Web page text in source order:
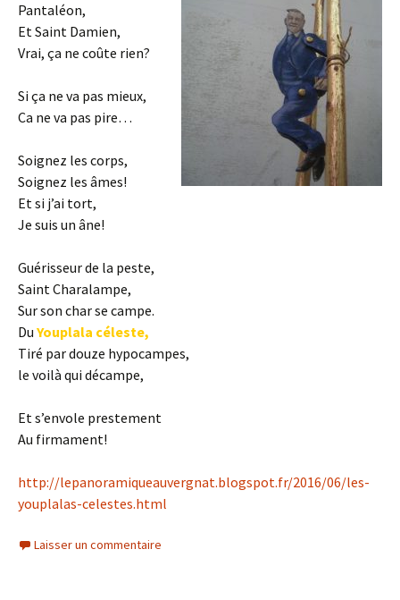
Pantaléon,
Et Saint Damien,
Vrai, ça ne coûte rien?
Si ça ne va pas mieux,
Ca ne va pas pire…
Soignez les corps,
Soignez les âmes!
Et si j’ai tort,
Je suis un âne!
Guérisseur de la peste,
Saint Charalampe,
Sur son char se campe.
Du Youplala céleste,
Tiré par douze hypocampes,
le voilà qui décampe,
Et s’envole prestement
Au firmament!
http://lepanoramiqueauvergnat.blogspot.fr/2016/06/les-
youplalas-celestes.html
Laisser un commentaire